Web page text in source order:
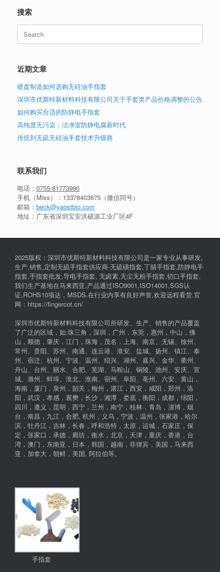
搜索
Search
for:
近期文章
硬盘制造如何选购无硅油手指套
深圳市优斯特新材料科技有限公司关于手套类产品价格调整的公告
如何购买合适的防静电手指套
高纯度无污染：洁净室防静电腐新时代
传统到无硫无硅油手套技术升级路
联系我们
电话： 0755-81773990
手机（Miss）： 13378403675 （微信同号）
邮箱： beck@yaostbio.com
地址：广东省深圳宝安洪硕源工业厂区4F
2025版权：深圳市优斯特新材料科技有限公司是一家专业从事研发,
生产,销售,定制无硫手指套供应商-无硫磺指套,丁腈手指套,防静电手
指套,手指套批发,导电手指套, 无卤素,无尘无粉手指套,切口手指套,
我们生产基地在马来西亚,产品通过ISO9001,ISO14001,SGS认
证,ROHS10项达，MSDS.在行业内享有良好声誉,欢迎远程看货.官
网：https://fingercot.cn/
深圳市优斯特新材料科技有限公司所研发、生产、销售的产品覆盖
了广泛的区域，如:珠三角，深圳，广州，东莞，惠州，中山，佛
山，顺德，肇庆，江门，珠海，茂名，上海、南京、无锡、徐州、
常州、贵阳、苏州、南通、连云港、淮安、盐城、扬州、镇江、泰
州、宿迁、杭州、宁波、温州、绍兴、湖州、嘉兴、金华、衢州、
舟山、台州、丽水、合肥、芜湖、马鞍山、铜陵、池州、安庆、宣
城、滁州、蚌埠、淮北、淮南、宿州、阜阳、亳州、六安、黄山，
海南，厦门，泉州，韶关，梅州，湛江，西安，咸阳，郑州，洛
阳，武汉，孝感，襄樊，长沙，湘潭，娄底，衡阳，成都，绵阳，
四川，遵义，昆明，西宁，兰州，南宁，桂林，青岛，淄博，烟
台，南昌，九江，合肥, 杭州，义乌，宁波，温州，张家港，哈尔
滨，牡丹江，吉林，长春，呼和浩特，太原，运城，石家庄，保
定，张家口，承德，廊坊，衡水，北京，天津，重庆，香港，台
湾，澳门，东南亚，日本，韩国，越南，菲律宾，美国，马来西
亚，加拿大，朝鲜，美国, 阿拉伯等。
手指套